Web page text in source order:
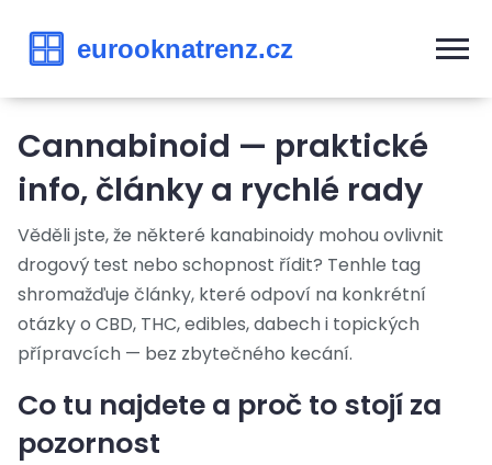
Cannabinoid — praktické
info, články a rychlé rady
Věděli jste, že některé kanabinoidy mohou ovlivnit
drogový test nebo schopnost řídit? Tenhle tag
shromažďuje články, které odpoví na konkrétní
otázky o CBD, THC, edibles, dabech i topických
přípravcích — bez zbytečného kecání.
Co tu najdete a proč to stojí za
pozornost